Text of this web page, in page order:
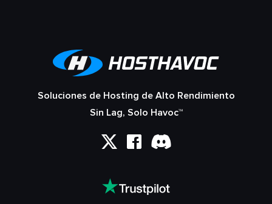
Soluciones de Hosting de Alto Rendimiento
Sin Lag, Solo Havoc™